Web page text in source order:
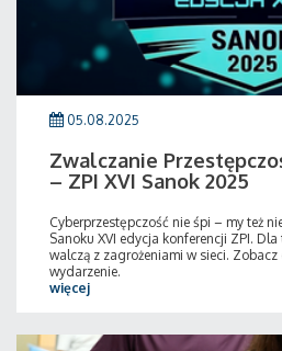
05.08.2025
Zwalczanie
– ZPI XVI Sanok 2025
Cyberprzestępczość nie śpi – my też
Sanoku XVI edycja konferencji ZPI. Dla
walczą z zagrożeniami w sieci.
wydarzenie.
więcej